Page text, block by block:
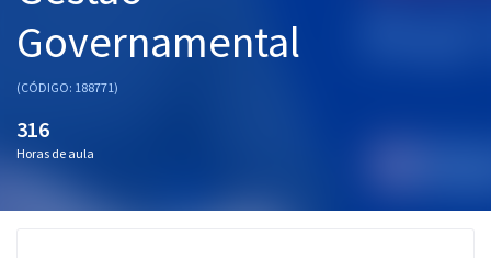
Governamental
(CÓDIGO: 188771)
316
Horas de aula